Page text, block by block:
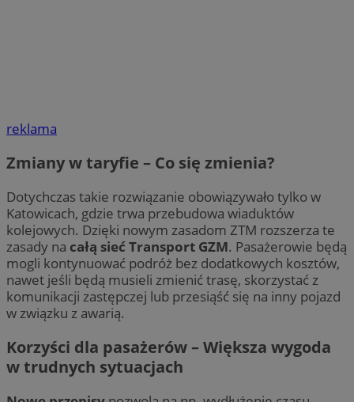
reklama
Zmiany w taryfie – Co się zmienia?
Dotychczas takie rozwiązanie obowiązywało tylko w
Katowicach, gdzie trwa przebudowa wiaduktów
kolejowych. Dzięki nowym zasadom ZTM rozszerza te
zasady na całą sieć Transport GZM. Pasażerowie będą
mogli kontynuować podróż bez dodatkowych kosztów,
nawet jeśli będą musieli zmienić trasę, skorzystać z
komunikacji zastępczej lub przesiąść się na inny pojazd
w związku z awarią.
Korzyści dla pasażerów – Większa wygoda
w trudnych sytuacjach